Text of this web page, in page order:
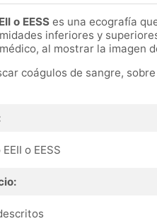
o EESS es una ecografía
inferiores y
al mostrar la imagen
coágulos de sangre,
o EESS